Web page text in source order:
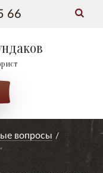
66
вопросы